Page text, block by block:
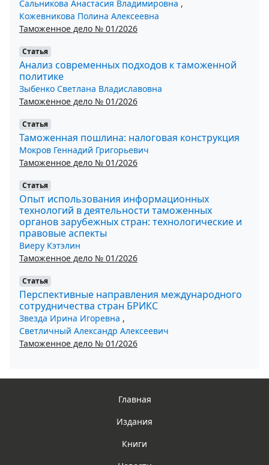
Сальникова Анастасия Владимировна ,
Кожевникова Полина Алексеевна
Таможенное дело № 01/2026
Статья
Анализ современных подходов к таможенной
политике
Зыбенко Светлана Владиславовна
Таможенное дело № 01/2026
Статья
Таможенная пошлина: налоговая конструкция
Мокров Геннадий Григорьевич
Таможенное дело № 01/2026
Статья
Опыт использования информационных
технологий в деятельности таможенных
органов зарубежных стран: технологические и
правовые аспекты
Виеру Кэтэлин
Таможенное дело № 01/2026
Статья
Перспективные направления международного
сотрудничества стран БРИКС
Звезда Ирина Игоревна ,
Светличный Александр Алексеевич
Таможенное дело № 01/2026
Главная
Издания
Книги